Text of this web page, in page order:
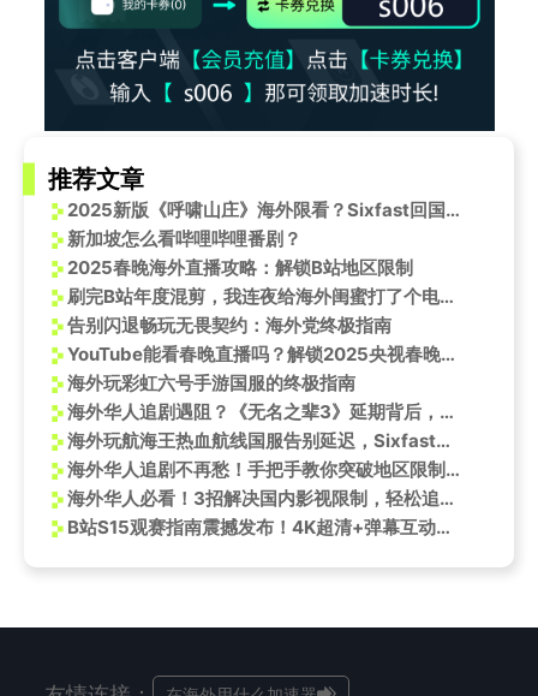
推荐文章
2025新版《呼啸山庄》海外限看？Sixfast回国加速器一键解锁北美观影
新加坡怎么看哔哩哔哩番剧？
2025春晚海外直播攻略：解锁B站地区限制
刷完B站年度混剪，我连夜给海外闺蜜打了个电话：有些共鸣，真的不分国界
告别闪退畅玩无畏契约：海外党终极指南
YouTube能看春晚直播吗？解锁2025央视春晚观看指南
海外玩彩虹六号手游国服的终极指南
海外华人追剧遇阻？《无名之辈3》延期背后，这些限制让你错过年末大片
海外玩航海王热血航线国服告别延迟，Sixfast助你一臂之力
海外华人追剧不再愁！手把手教你突破地区限制观看内地热播影视剧
海外华人必看！3招解决国内影视限制，轻松追《绮梦之旅》等热播剧
B站S15观赛指南震撼发布！4K超清+弹幕互动，海外华人如何解锁完整体验？